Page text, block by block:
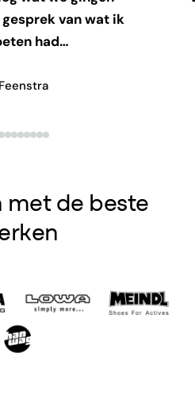
gesprek van wat ik
had…
met de beste